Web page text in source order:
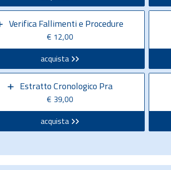
Verifica Fallimenti e Procedure
€ 12,00
acquista
Estratto Cronologico Pra
€ 39,00
acquista